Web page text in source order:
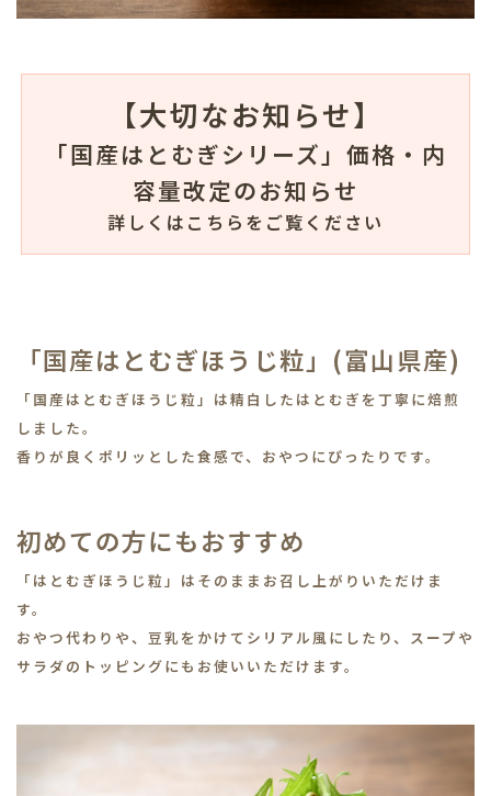
【大切なお知らせ】
「国産はとむぎシリーズ」価格・内
容量改定のお知らせ
詳しくはこちらをご覧ください
「国産はとむぎほうじ粒」(富山県産)
「国産はとむぎほうじ粒」は精白したはとむぎを丁寧に焙煎
しました。
香りが良くポリッとした食感で、おやつにぴったりです。
初めての方にもおすすめ
「はとむぎほうじ粒」はそのままお召し上がりいただけま
す。
おやつ代わりや、豆乳をかけてシリアル風にしたり、スープや
サラダのトッピングにもお使いいただけます。